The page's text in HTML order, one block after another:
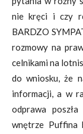
nie kręci i czy
BARDZO
rozmowy na
celnikami na
do wniosku, że
informacji, a w
odprawa
wnętrze Puffina